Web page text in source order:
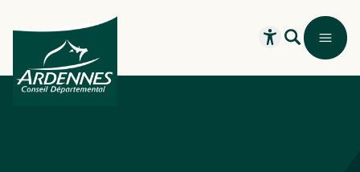
Recherche
Ouvrir leMenu